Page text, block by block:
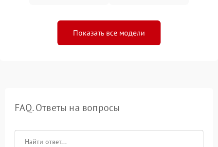
Показать все модели
FAQ. Ответы на вопросы